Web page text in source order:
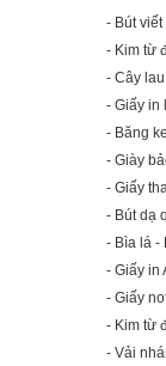
- Bút
- Kim từ
- Cây
- Giấy in
- Băng
- Giày
- Giấy
- Bút dạ
- Bìa lá -
- Giấy in
- Giấy
- Kim từ
- Vải